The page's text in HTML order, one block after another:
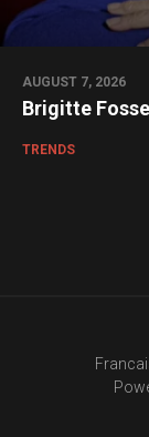
AUGUST 7, 2026
Brigitte
TRENDS